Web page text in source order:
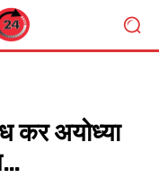
कर अयोध्या